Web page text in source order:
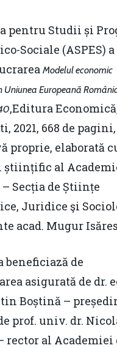
pentru Studii și
Sociale (ASPES) a
Modelul economic
Uniunea Europeană
,Editura
2021, 668 de pagini,
proprie, elaborată
științific al
– Secția de Științe
Juridice şi
acad. Mugur
beneficiază de
asigurată de dr.
Boștină –
prof. univ. dr.
rector al Academiei